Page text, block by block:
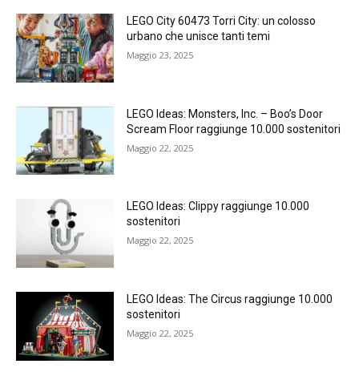
LEGO City 60473 Torri City: un colosso
urbano che unisce tanti temi
Maggio 23, 2025
LEGO Ideas: Monsters, Inc. – Boo’s Door
Scream Floor raggiunge 10.000 sostenitori
Maggio 22, 2025
LEGO Ideas: Clippy raggiunge 10.000
sostenitori
Maggio 22, 2025
LEGO Ideas: The Circus raggiunge 10.000
sostenitori
Maggio 22, 2025